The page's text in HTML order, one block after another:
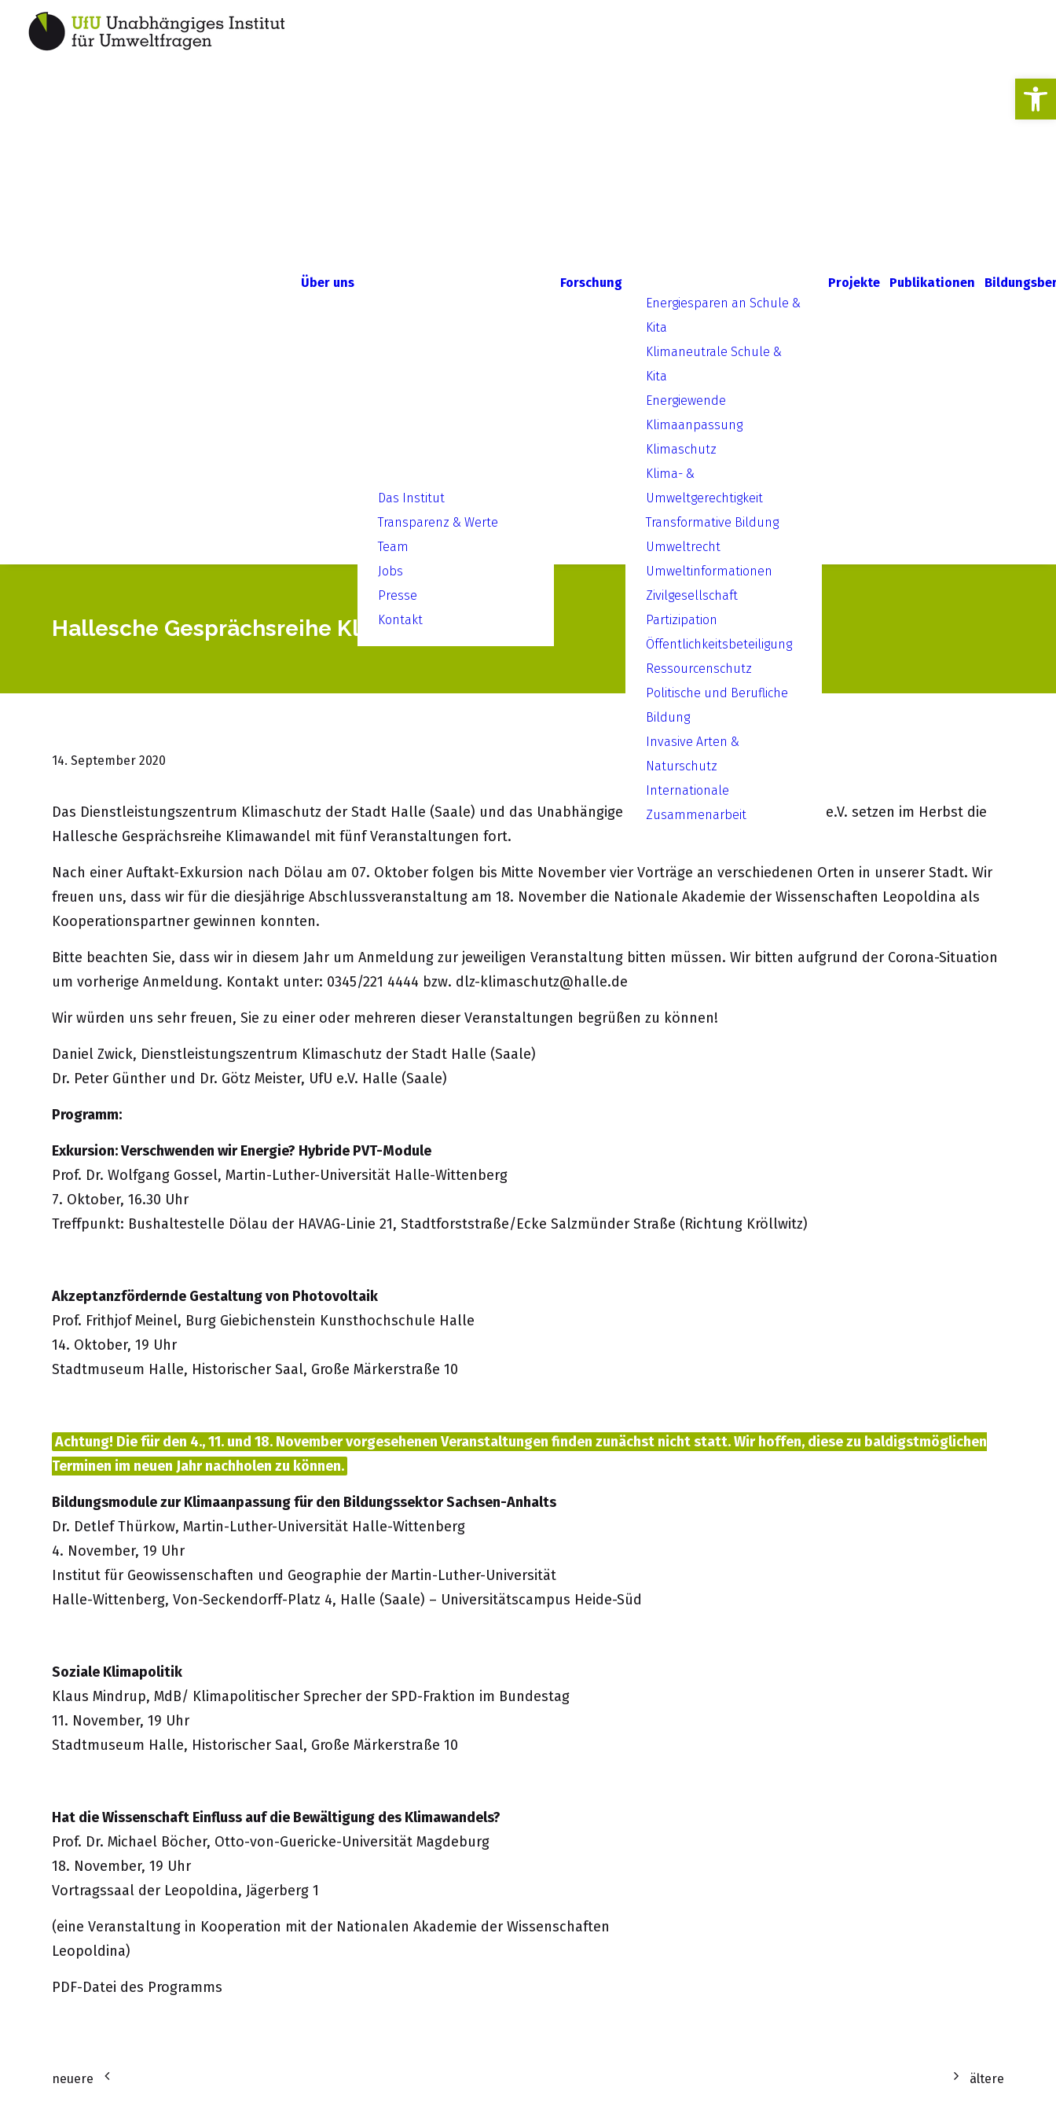
Über uns
Das Institut
Transparenz & Werte
Team
Jobs
Presse
Kontakt
Forschung
Energiesparen an Schule &
Kita
Klimaneutrale Schule &
Kita
Energiewende
Klimaanpassung
Klimaschutz
Klima- &
Umweltgerechtigkeit
Transformative Bildung
Umweltrecht
Umweltinformationen
Zivilgesellschaft
Partizipation
Öffentlichkeitsbeteiligung
Ressourcenschutz
Politische und Berufliche
Bildung
Invasive Arten &
Naturschutz
Internationale
Zusammenarbeit
Projekte Publikationen
Hallesche Gesprächsreihe Klimawandel 2020
14. September 2020
Das Dienstleistungszentrum Klimaschutz der Stadt Halle (Saale) und das Unabhängige Institut für Umweltfragen UfU e.V. setzen im Herbst die
Hallesche Gesprächsreihe Klimawandel mit fünf Veranstaltungen fort.
Nach einer Auftakt-Exkursion nach Dölau am 07. Oktober folgen bis Mitte November vier Vorträge an verschiedenen Orten in unserer Stadt. Wir
freuen uns, dass wir für die diesjährige Abschlussveranstaltung am 18. November die Nationale Akademie der Wissenschaften Leopoldina als
Kooperationspartner gewinnen konnten.
Bitte beachten Sie, dass wir in diesem Jahr um Anmeldung zur jeweiligen Veranstaltung bitten müssen. Wir bitten aufgrund der Corona-Situation
um vorherige Anmeldung. Kontakt unter: 0345/221 4444 bzw. dlz-klimaschutz@halle.de
Wir würden uns sehr freuen, Sie zu einer oder mehreren dieser Veranstaltungen begrüßen zu können!
Daniel Zwick, Dienstleistungszentrum Klimaschutz der Stadt Halle (Saale)
Dr. Peter Günther und Dr. Götz Meister, UfU e.V. Halle (Saale)
Programm:
Exkursion: Verschwenden wir Energie? Hybride PVT-Module
Prof. Dr. Wolfgang Gossel, Martin-Luther-Universität Halle-Wittenberg
7. Oktober, 16.30 Uhr
Treffpunkt: Bushaltestelle Dölau der HAVAG-Linie 21, Stadtforststraße/Ecke Salzmünder Straße (Richtung Kröllwitz)
Akzeptanzfördernde Gestaltung von Photovoltaik
Prof. Frithjof Meinel, Burg Giebichenstein Kunsthochschule Halle
14. Oktober, 19 Uhr
Stadtmuseum Halle, Historischer Saal, Große Märkerstraße 10
Achtung! Die für den 4., 11. und 18. November vorgesehenen Veranstaltungen finden zunächst nicht statt. Wir hoffen, diese zu baldigstmöglichen
Terminen im neuen Jahr nachholen zu können.
Bildungsmodule zur Klimaanpassung für den Bildungssektor Sachsen-Anhalts
Dr. Detlef Thürkow, Martin-Luther-Universität Halle-Wittenberg
4. November, 19 Uhr
Institut für Geowissenschaften und Geographie der Martin-Luther-Universität
Halle-Wittenberg, Von-Seckendorff-Platz 4, Halle (Saale) – Universitätscampus Heide-Süd
Soziale Klimapolitik
Klaus Mindrup, MdB/ Klimapolitischer Sprecher der SPD-Fraktion im Bundestag
11. November, 19 Uhr
Stadtmuseum Halle, Historischer Saal, Große Märkerstraße 10
Hat die Wissenschaft Einfluss auf die Bewältigung des Klimawandels?
Prof. Dr. Michael Böcher, Otto-von-Guericke-Universität Magdeburg
18. November, 19 Uhr
Vortragssaal der Leopoldina, Jägerberg 1
(eine Veranstaltung in Kooperation mit der Nationalen Akademie der Wissenschaften
Leopoldina)
PDF-Datei des Programms
neuere ältere